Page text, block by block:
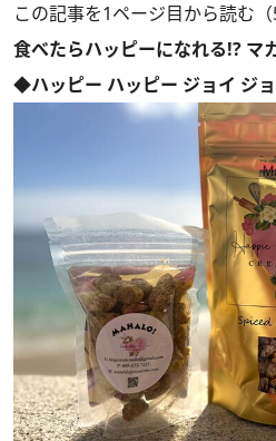
この記事を1ページ目から読む（
食べたらハッピーになれる!? マ
◆ハッピー ハッピー ジョイ ジ